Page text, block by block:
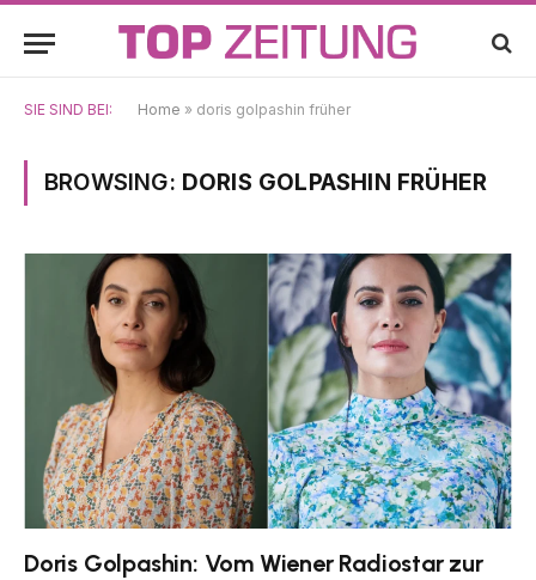
SIE SIND BEI: Home » doris golpashin früher
BROWSING: DORIS GOLPASHIN FRÜHER
Doris Golpashin: Vom Wiener Radiostar zur